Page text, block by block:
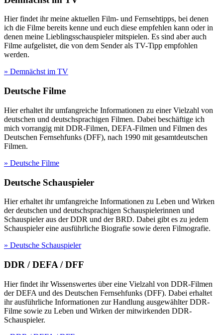
Hier findet ihr meine aktuellen Film- und Fernsehtipps, bei denen
ich die Filme bereits kenne und euch diese empfehlen kann oder in
denen meine Lieblingsschauspieler mitspielen. Es sind aber auch
Filme aufgelistet, die von dem Sender als TV-Tipp empfohlen
werden.
» Demnächst im TV
Deutsche Filme
Hier erhaltet ihr umfangreiche Informationen zu einer Vielzahl von
deutschen und deutschsprachigen Filmen. Dabei beschäftige ich
mich vorrangig mit DDR-Filmen, DEFA-Filmen und Filmen des
Deutschen Fernsehfunks (DFF), nach 1990 mit gesamtdeutschen
Filmen.
» Deutsche Filme
Deutsche Schauspieler
Hier erhaltet ihr umfangreiche Informationen zu Leben und Wirken
der deutschen und deutschsprachigen Schauspielerinnen und
Schauspieler aus der DDR und der BRD. Dabei gibt es zu jedem
Schauspieler eine ausführliche Biografie sowie deren Filmografie.
» Deutsche Schauspieler
DDR / DEFA / DFF
Hier findet ihr Wissenswertes über eine Vielzahl von DDR-Filmen
der DEFA und des Deutschen Fernsehfunks (DFF). Dabei erhaltet
ihr ausführliche Informationen zur Handlung ausgewählter DDR-
Filme sowie zu Leben und Wirken der mitwirkenden DDR-
Schauspieler.